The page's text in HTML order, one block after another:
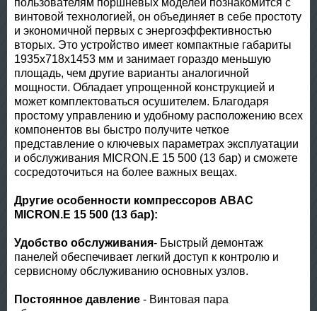
пользователям поршневых моделей познакомится с
винтовой технологией, он объединяет в себе простоту
и экономичной первых с энергоэффективностью
вторых. Это устройство имеет компактные габариты
1935x718x1453 мм и занимает гораздо меньшую
площадь, чем другие варианты аналогичной
мощности. Обладает упрощенной конструкцией и
может комплектоваться осушителем. Благодаря
простому управлению и удобному расположению всех
компонентов вы быстро получите четкое
представление о ключевых параметрах эксплуатации
и обслуживания MICRON.E 15 500 (13 бар) и сможете
сосредоточиться на более важных вещах.
Другие особенности компрессоров ABAC
MICRON.E 15 500 (13 бар):
Удобство обслуживания- Быстрый демонтаж
панелей обеспечивает легкий доступ к контролю и
сервисному обслуживанию основных узлов.
Постоянное давление - Винтовая пара